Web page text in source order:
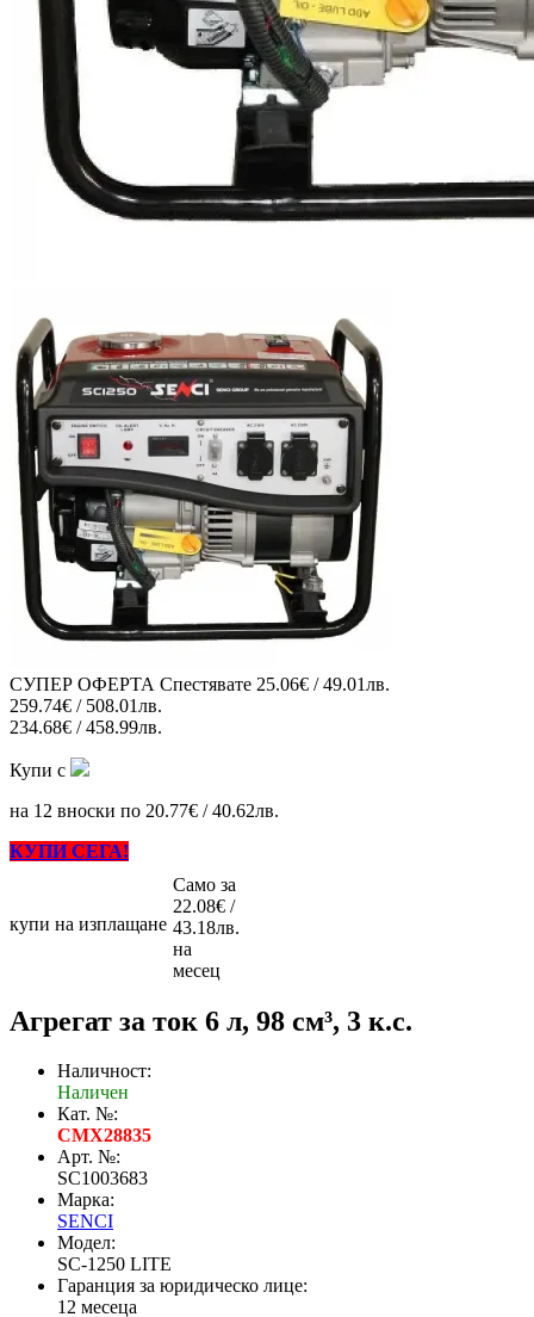
СУПЕР ОФЕРТА Спестявате 25.06€ / 49.01лв.
259.74€ / 508.01лв.
234.68€ / 458.99лв.
Купи с
на 12 вноски по 20.77€ / 40.62лв.
КУПИ СЕГА!
купи на изплащане
Само за
22.08€ /
43.18лв.
на
месец
Агрегат за ток 6 л, 98 см³, 3 к.с.
Наличност:
Наличен
Кат. №:
CMX28835
Арт. №:
SC1003683
Марка:
SENCI
Модел:
SC-1250 LITE
Гаранция за юридическо лице:
12 месеца